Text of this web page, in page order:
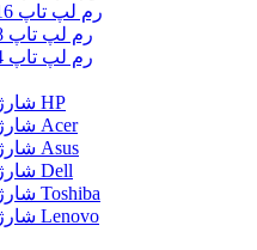
رم لپ تاپ 16 گیگابایت
رم لپ تاپ 8 گیگابایت
رم لپ تاپ 4 گیگابایت
شارژر لپ تاپ HP
شارژر لپ تاپ Acer
شارژر لپ تاپ Asus
شارژر لپ تاپ Dell
شارژر لپ تاپ Toshiba
شارژر لپ تاپ Lenovo